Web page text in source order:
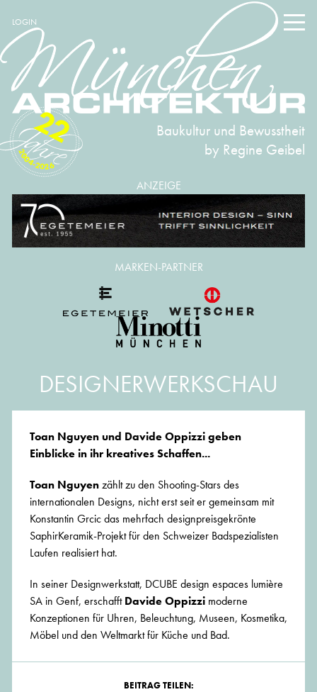
LOGIN
Baukultur und Bewusstheit
by Regine Geibel
2004-2026
22
ANZEIGE
DESIGNERWERKSCHAU
Toan Nguyen und Davide Oppizzi geben
Einblicke in ihr kreatives Schaffen...
Toan Nguyenzählt zu den Shooting-Stars des
internationalen Designs, nicht erst seit er gemeinsam mit
Konstantin Grcic das mehrfach designpreisgekrönte
SaphirKeramik-Projekt für den Schweizer Badspezialisten
Laufen realisiert hat.
In seiner Designwerkstatt, DCUBE design espaces lumière
SA in Genf, erschafftDavide Oppizzi moderne
Konzeptionen für Uhren, Beleuchtung, Museen, Kosmetika,
Möbel und den Weltmarkt für Küche und Bad.
BEITRAG TEILEN: